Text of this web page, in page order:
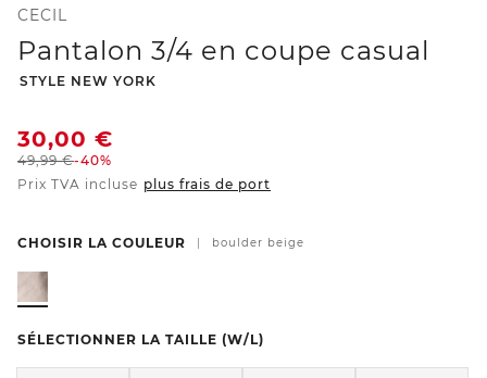
CECIL
Pantalon 3/4 en coupe casual
-
STYLE NEW YORK
30,00 €
49,99€-40%
Prix TVA incluse plus frais de port
CHOISIR LA COULEUR boulder beige
SÉLECTIONNER LA TAILLE (W/L)